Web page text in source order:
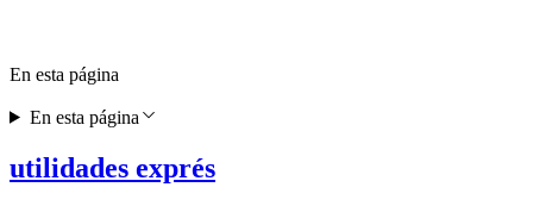
utilidades exprés
En esta página
En esta página